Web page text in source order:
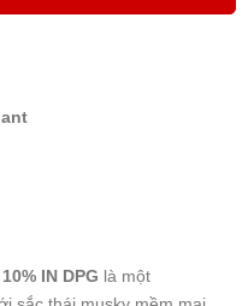
IN DPG là một